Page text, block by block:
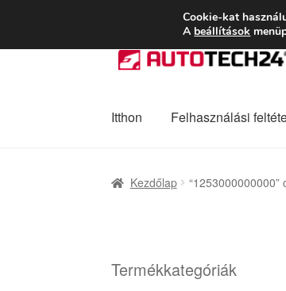
Ugrás
a
Kilépés
a
Itthon Felhasználási
Kezdőlap
Termékkategóriák
Cookie-kat
A beállítások